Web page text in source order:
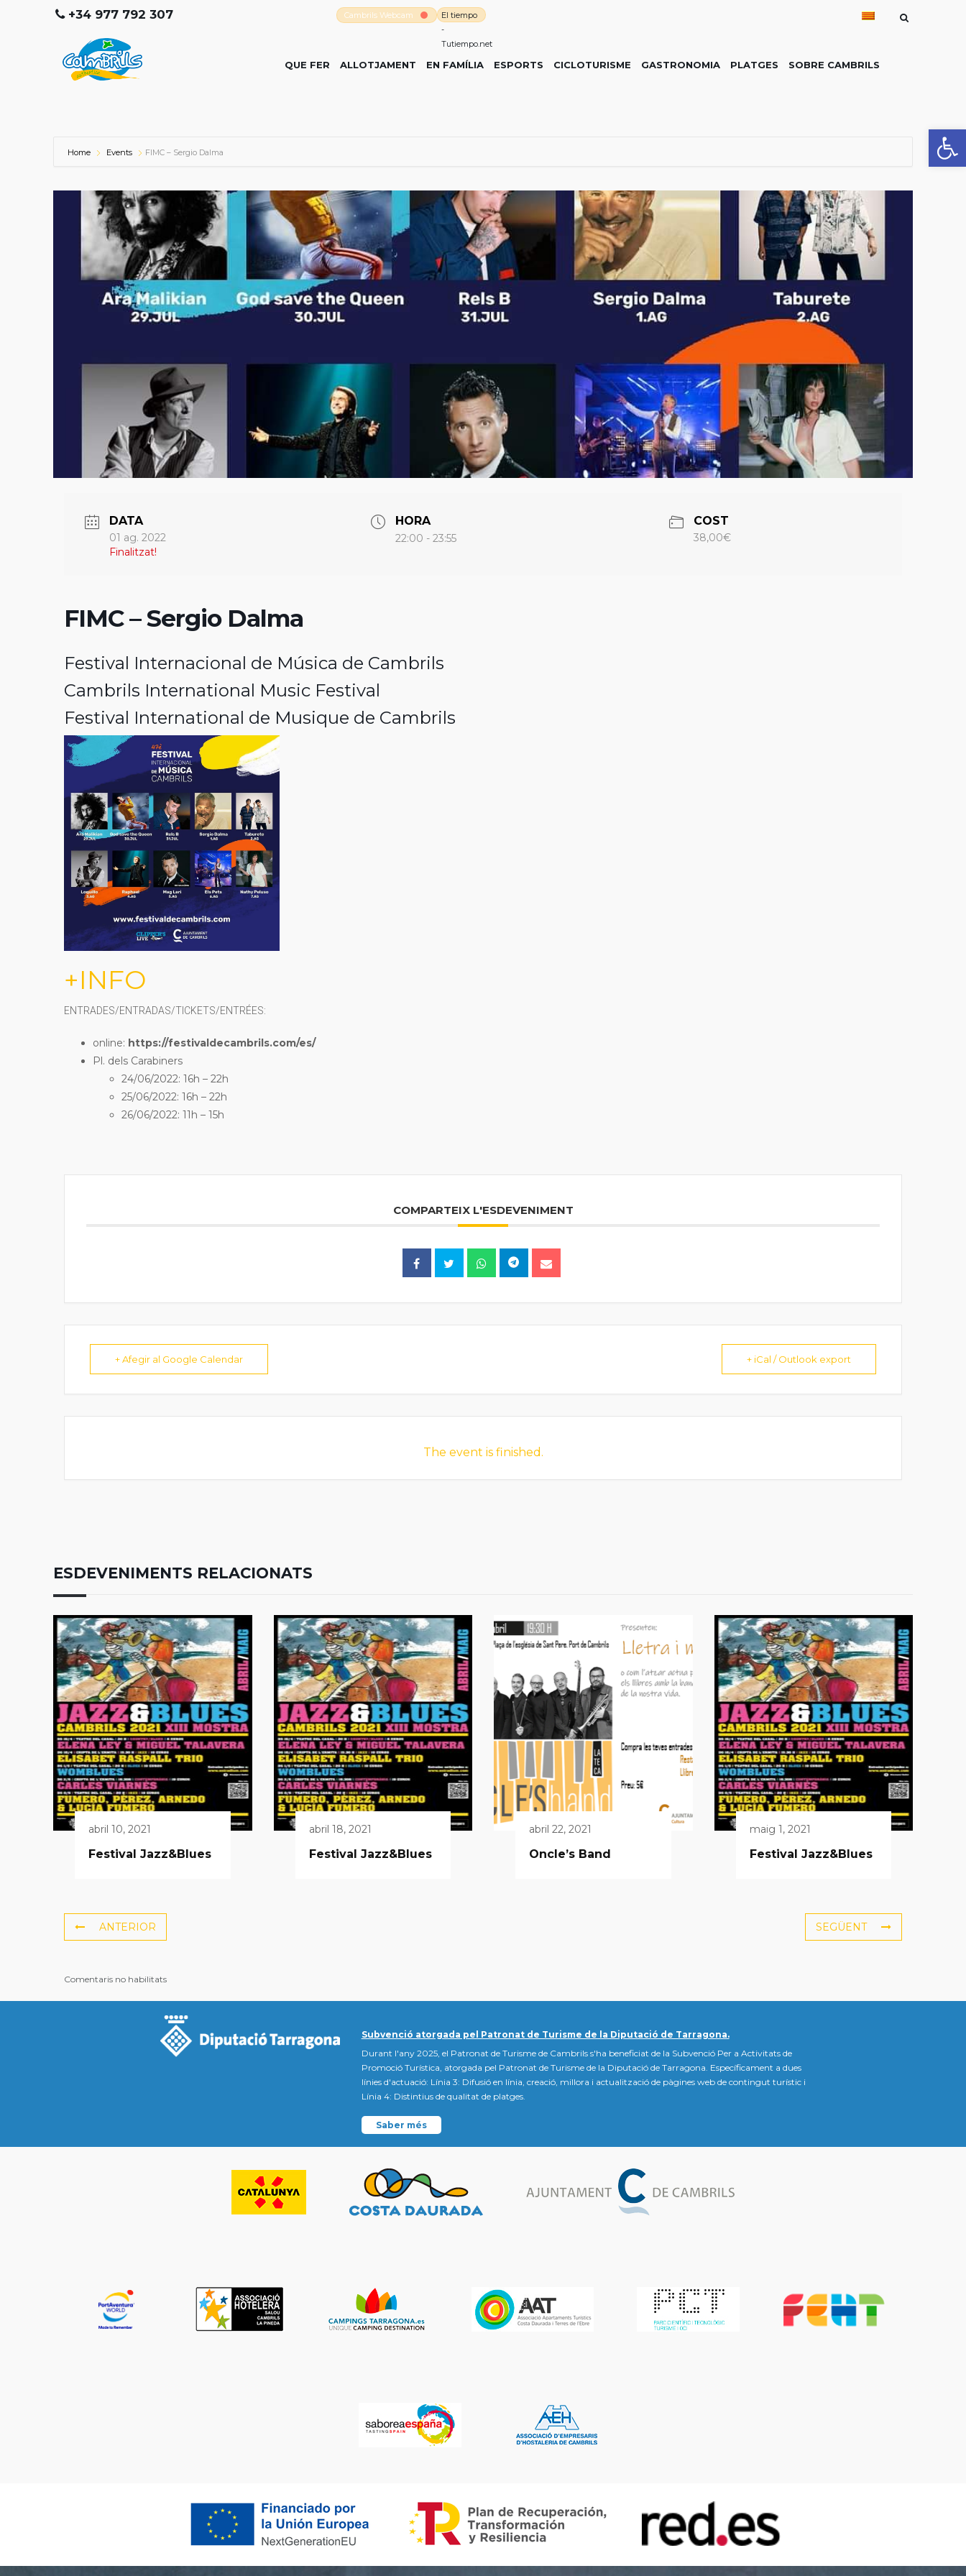
Obre
+34 977 792 307 Cambrils Webcam
El tiempo
-
Tutiempo.net
QUE FER ALLOTJAMENT EN FAMÍLIA ESPORTS CICLOTURISME GASTRONOMIA PLATGES SOBRE CAMBRILS
Home Events FIMC – Sergio Dalma
DATA
01 ag. 2022
Finalitzat!
HORA
22:00 - 23:55
COST
38,00€
FIMC – Sergio Dalma
Festival Internacional de Música de Cambrils
Cambrils International Music Festival
Festival International de Musique de Cambrils
+INFO
ENTRADES/ENTRADAS/TICKETS/ENTRÉES:
online: https://festivaldecambrils.com/es/
Pl. dels Carabiners
24/06/2022: 16h – 22h
25/06/2022: 16h – 22h
26/06/2022: 11h – 15h
COMPARTEIX L'ESDEVENIMENT
+ Afegir al Google Calendar + iCal / Outlook export
The event is finished.
ESDEVENIMENTS RELACIONATS
abril 10, 2021
Festival Jazz&Blues
abril 18, 2021
Festival Jazz&Blues
abril 22, 2021
Oncle’s Band
maig 1, 2021
Festival Jazz&Blues
ANTERIOR SEGÜENT
Comentaris no habilitats
Subvenció atorgada pel Patronat de Turisme de la Diputació de Tarragona.
Durant l'any 2025, el Patronat de Turisme de Cambrils s'ha beneficiat de la Subvenció Per a Activitats de
Promoció Turística, atorgada pel Patronat de Turisme de la Diputació de Tarragona. Específicament a dues
línies d'actuació: Línia 3: Difusió en línia, creació, millora i actualització de pàgines web de contingut turístic i
Línia 4: Distintius de qualitat de platges.
Saber més